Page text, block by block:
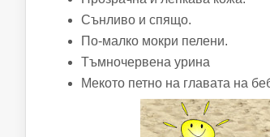
Сънливо и спящо.
По-малко мокри пелени.
Тъмночервена урина
Мекото петно ​​на главата на